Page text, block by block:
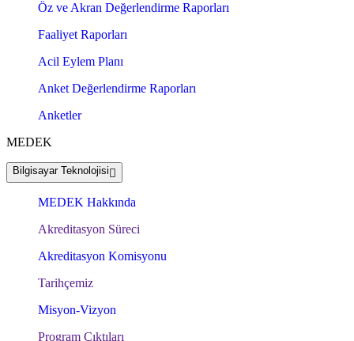
Öz ve Akran Değerlendirme Raporları
Faaliyet Raporları
Acil Eylem Planı
Anket Değerlendirme Raporları
Anketler
MEDEK
Bilgisayar Teknolojisi
MEDEK Hakkında
Akreditasyon Süreci
Akreditasyon Komisyonu
Tarihçemiz
Misyon-Vizyon
Program Çıktıları